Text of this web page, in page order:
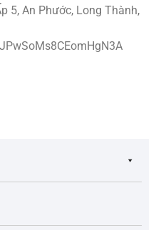
5, An Phước, Long Thành,